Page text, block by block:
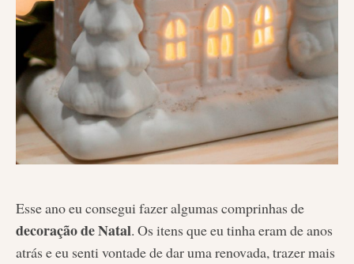
Esse ano eu consegui fazer algumas comprinhas de
decoração de Natal. Os itens que eu tinha eram de anos
atrás e eu senti vontade de dar uma renovada, trazer mais